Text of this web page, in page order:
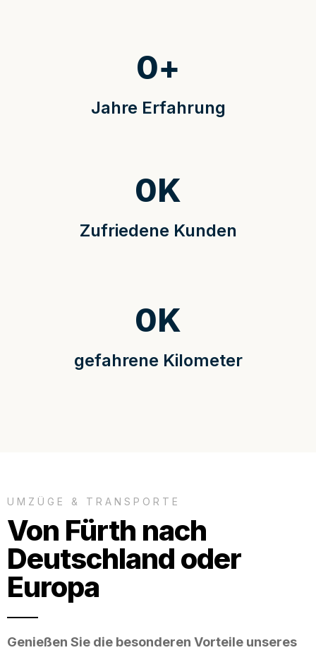
Jahre Erfahrung
0+
Zufriedene Kunden
0K
gefahrene Kilometer
0K
UMZÜGE & TRANSPORTE
Von Fürth nach
Deutschland oder
Europa
Genießen Sie die besonderen Vorteile unseres